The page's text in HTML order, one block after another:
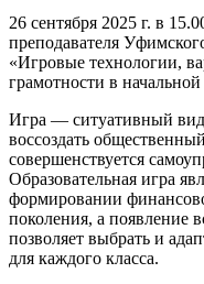
26 сентября 2025 г. в
преподавателя
«Игровые технологии,
грамотности в
Игра — ситуативный вид
воссоздать
совершенствуется
Образовательная игра
формировании
поколения, а появление
позволяет выбрать и
для каждого класса.